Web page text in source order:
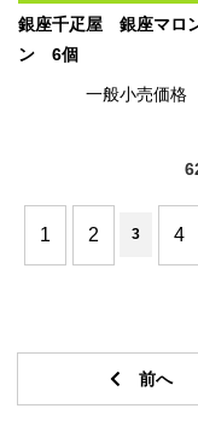
銀座千疋屋 銀座マロ
ン 6個
一般小売価格
1 2 3 4